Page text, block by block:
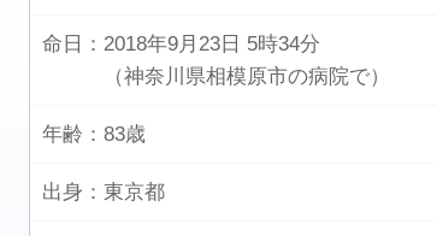
命日： 2018年9月23日 5時34分
（神奈川県相模原市の病院で）
年齢： 83歳
出身： 東京都